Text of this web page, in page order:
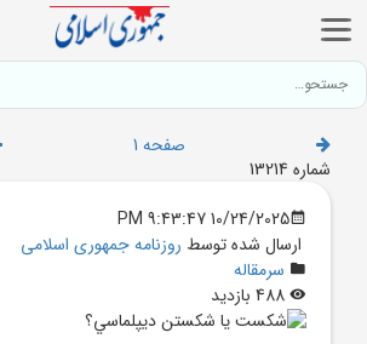
صفحه 1
شماره 13214
10/24/2025 9:43:47 PM
ارسال شده توسط روزنامه جمهوری اسلامی
سرمقاله